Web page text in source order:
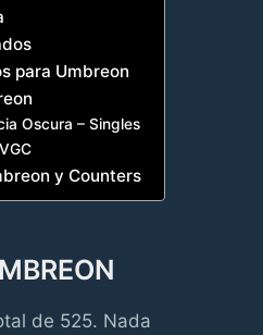
para Umbreon
Oscura – Singles
y Counters
de 525. Nada